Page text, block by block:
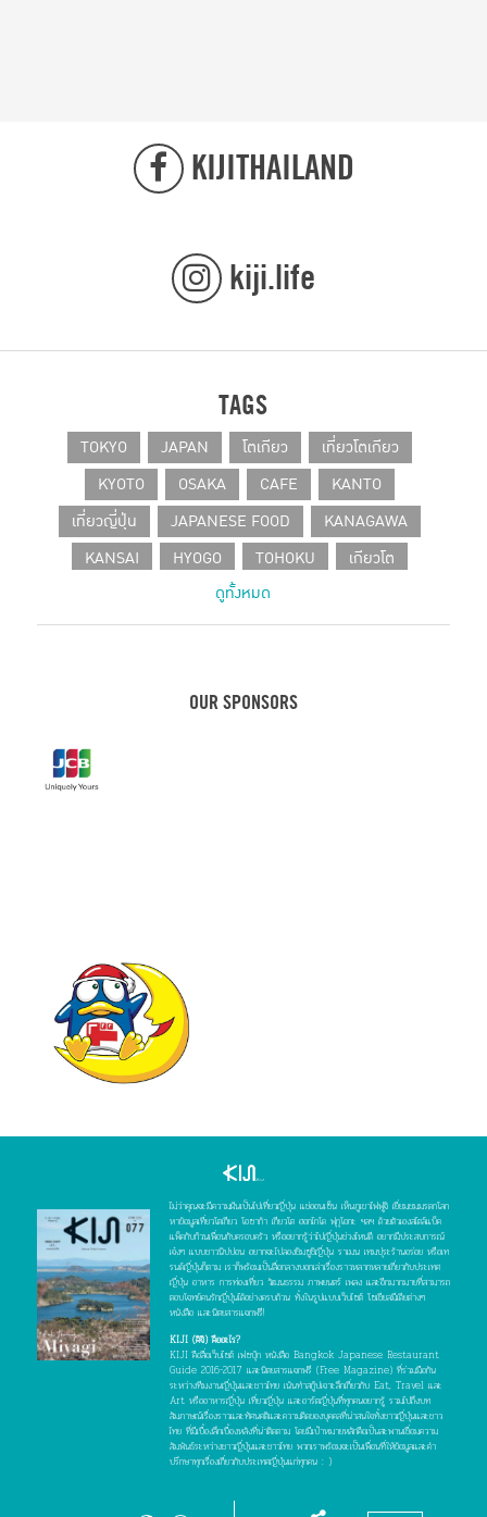
kiji.life
KIJITHAILAND
TAGS
TOKYO JAPAN โตเกียว
เที่ยวโตเกียว
KYOTO
OSAKA CAFE
KANTO
เที่ยวญี่ปุ่น
JAPANESE FOOD
KANAGAWA
KANSAI
HYOGO TOHOKU
เกียวโต
CHUBU โอซาก้า
CAFE IN TOKYO
JAPANESE PRODUCT
ชิซูโอกะ กรุงโตเกียว
ดูทั้งหมด
OUR SPONSORS
ไม่ว่าคุณจะมีความฝันเป็นไปเที่ยวญี่ปุ่น แช่ออนเซ็น เห็นภูเขาไฟฟูจิ เยี่ยมชมมรดกโลก
หาข้อมูลเที่ยวโตเกียว โอซาก้า เกียวโต ฮอกไกโด ฟุกุโอกะ ฯลฯ ด้วยตัวเองสไตล์แบ็ค
แพ็คกับก๊วนเพื่อนกับครอบครัว หรืออยากรู้ว่าไปญี่ปุ่นช่วงไหนดี อยากมีประสบการณ์
เจ๋งๆ แบบชาวนิปปอน อยากจะไปลองชิมซูชิญี่ปุ่น ราเมน เทมปุระร้านอร่อย หรือเท
รนด์ญี่ปุ่นก็ตาม เราก็พร้อมเป็นสื่อกลางบอกเล่าเรื่องราวหลากหลายเกี่ยวกับประเทศ
ญี่ปุ่น อาหาร การท่องเที่ยว วัฒนธรรม ภาพยนตร์ เพลง และอีกมากมายที่สามารถ
ตอบโจทย์คนรักญี่ปุ่นได้อย่างครบถ้วน ทั้งในรูปแบบเว็บไซต์ โซเชียลมีเดียต่างๆ
หนังสือ และนิตยสารแจกฟรี!
KIJI (คิจิ) คืออะไร?
KIJI คือสื่อเว็บไซต์ เฟซบุ๊ก หนังสือ Bangkok Japanese Restaurant
Guide 2016-2017 และนิตยสารแจกฟรี (Free Magazine) ที่ร่วมมือกัน
ระหว่างทีมงานญี่ปุ่นและชาวไทย เน้นทำสกู๊ปเจาะลึกเกี่ยวกับ Eat, Travel และ
Art หรืออาหารญี่ปุ่น เที่ยวญี่ปุ่น และอาร์ตญี่ปุ่นที่ทุกคนอยากรู้ รวมไปถึงบท
สัมภาษณ์เรื่องราวและทัศนคติและความคิดของบุคคลที่น่าสนใจทั้งชาวญี่ปุ่นและชาว
ไทย ที่มีเบื้องลึกเบื้องหลังที่น่าติดตาม โดยมีเป้าหมายหลักคือเป็นสะพานเชื่อมความ
สัมพันธ์ระหว่างชาวญี่ปุ่นและชาวไทย พวกเราพร้อมจะเป็นเพื่อนที่ให้ข้อมูลและคำ
ปรึกษาทุกเรื่องเกี่ยวกับประเทศญี่ปุ่นแก่ทุกคน : )